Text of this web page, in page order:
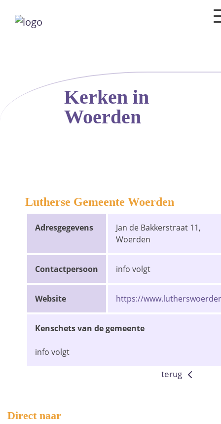
Kerken in
Woerden
Lutherse Gemeente Woerden
Adresgegevens
Jan de Bakkerstraat 11,
Woerden
Contactpersoon info volgt
Website https://
Kenschets van de gemeente
info volgt
terug
Direct naar